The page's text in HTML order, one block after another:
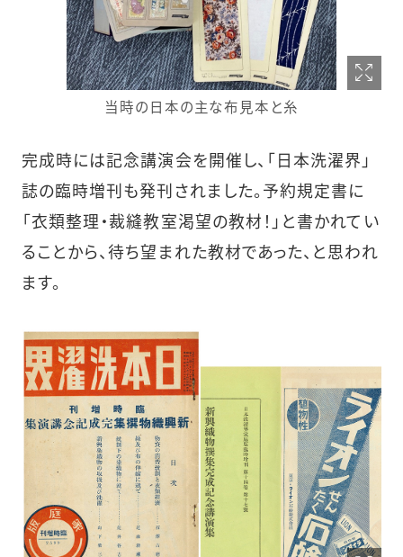
当時の日本の主な布見本と糸
完成時には記念講演会を開催し、「日本洗濯界」
誌の臨時増刊も発刊されました。予約規定書に
「衣類整理・裁縫教室渇望の教材！」と書かれてい
ることから、待ち望まれた教材であった、と思われ
ます。